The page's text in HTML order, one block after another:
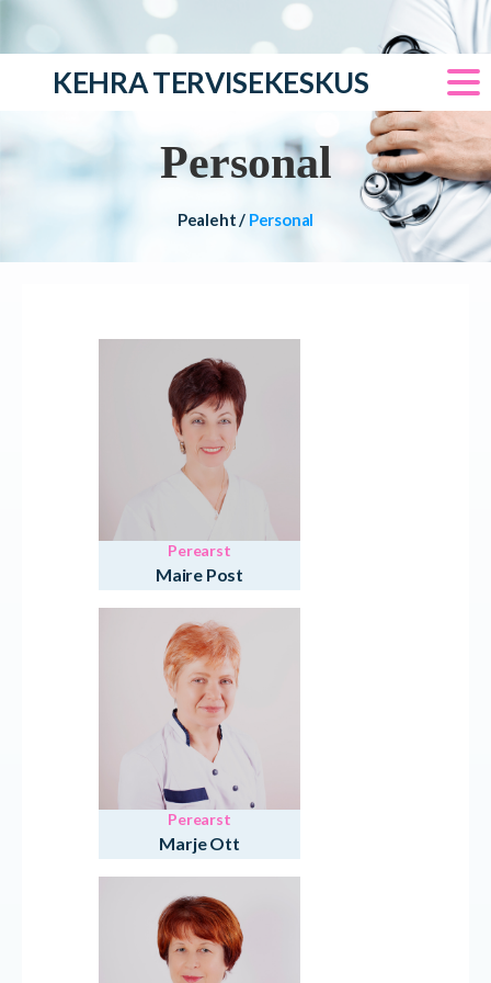
KEHRA TERVISEKESKUS
Personal
Pealeht/ Personal
Perearst
Maire Post
Perearst
Marje Ott